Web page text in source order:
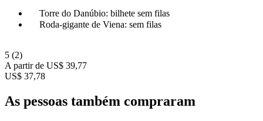
Torre do Danúbio: bilhete sem filas
Roda-gigante de Viena: sem filas
5 (2)
A partir de US$ 39,77
US$ 37,78
As pessoas também compraram